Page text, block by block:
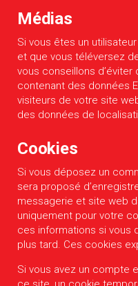
Médias
Si vous êtes un
et que vous téléversez
vous conseillons
contenant des données
visiteurs de votre site
des données de
Cookies
Si vous déposez un
sera proposé
messagerie et site web
uniquement pour votre
ces informations si vous
plus tard. Ces cookies
Si vous avez un compte